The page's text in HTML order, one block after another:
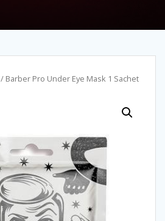
/ Barber Pro Under Eye Mask 1 Sachet